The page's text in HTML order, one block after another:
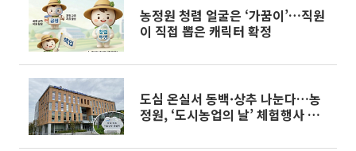
농정원 청렴 얼굴은 ‘가꿈이’…직원
이 직접 뽑은 캐릭터 확정
도심 온실서 동백·상추 나눈다…농
정원, ‘도시농업의 날’ 체험행사 개